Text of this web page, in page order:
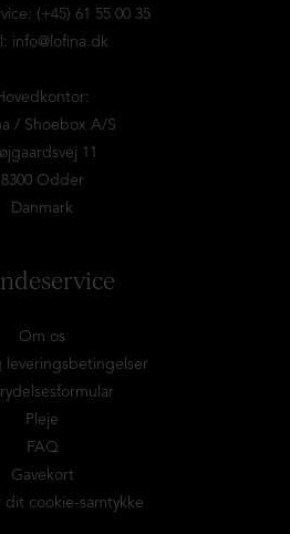
(+45) 61 55 00 35
info@lofina.dk
/ Shoebox A/S
11
8300 Odder
Danmark
Om os
leveringsbetingelser
Pleje
FAQ
Gavekort
cookie-samtykke